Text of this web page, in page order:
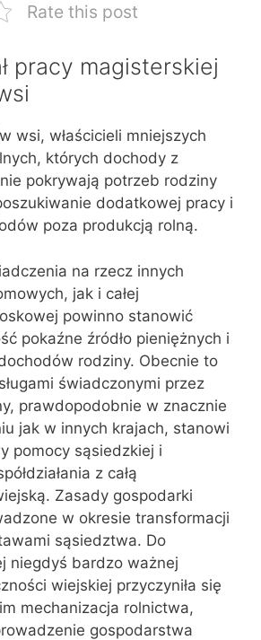
Rate this post
pracy magisterskiej
wsi, właścicieli mniejszych
których dochody z
pokrywają potrzeb rodziny
dodatkowej pracy i
poza produkcją rolną.
na rzecz innych
jak i całej
powinno stanowić
pokaźne źródło pieniężnych i
rodziny. Obecnie to
świadczonymi przez
prawdopodobnie w znacznie
jak w innych krajach, stanowi
pomocy sąsiedzkiej i
z całą
Zasady gospodarki
w okresie transformacji
sąsiedztwa. Do
niegdyś bardzo ważnej
wiejskiej przyczyniła się
mechanizacja rolnictwa,
gospodarstwa